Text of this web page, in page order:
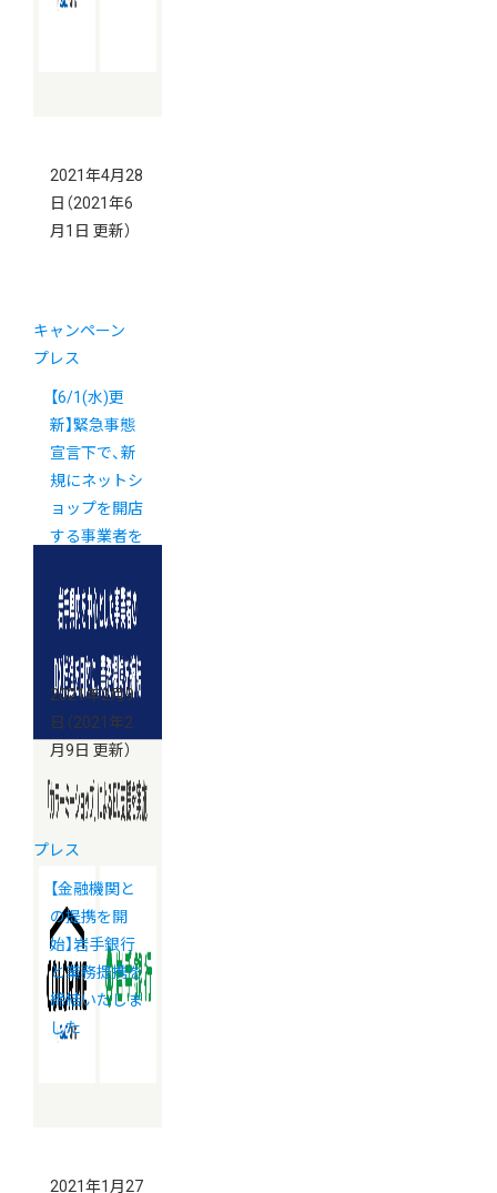
2021年4月28
日 （2021年6
月1日 更新）
キャンペーン
プレス
【6/1(水)更
新】緊急事態
宣言下で、新
規にネットシ
ョップを開店
する事業者を
す
2021年2月9
日 （2021年2
月9日 更新）
プレス
【金融機関と
の提携を開
始】岩手銀行
と業務提携を
締結いたしま
した
2021年1月27